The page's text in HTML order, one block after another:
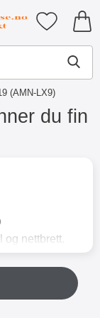
BilligaMine
(AMN-LX9)
du fin
nettbrett.
beskytter
mulig måte.
av
sortimentet